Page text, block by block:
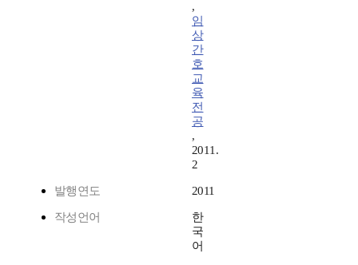
,
임
상
간
호
교
육
전
공
,
2011.
2
발행연도 2011
작성언어
한
국
어